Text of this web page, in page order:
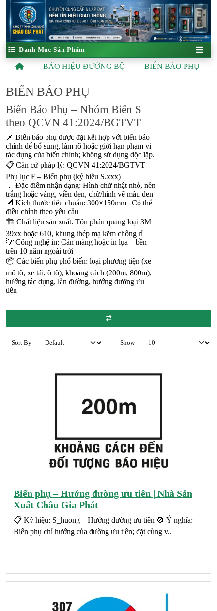
Danh Mục Sản Phẩm
BÁO HIỆU ĐƯỜNG BỘ BIỂN BÁO PHỤ
BIỂN BÁO PHỤ
Biển Báo Phụ – Nhóm Biển S
theo QCVN 41:2024/BGTVT
📌 Biển báo phụ được đặt kết hợp với biển báo
chính để bổ sung, làm rõ hoặc giới hạn phạm vi
tác dụng của biển chính; không sử dụng độc lập.
📋 Căn cứ pháp lý: QCVN 41:2024/BGTVT –
Phụ lục F – Biển phụ (ký hiệu S.xxx)
🔶 Đặc điểm nhận dạng: Hình chữ nhật nhỏ, nền
trắng hoặc vàng, viền đen, chữ/hình vẽ màu đen
📐 Kích thước tiêu chuẩn: 300×150mm | Có thể
điều chỉnh theo yêu cầu
🏗️ Chất liệu sản xuất: Tôn phản quang loại 3M
39xx hoặc 610, khung thép mạ kẽm chống rỉ
💡 Công nghệ in: Cán màng hoặc in lụa – bền
trên 10 năm ngoài trời
📦 Các biển phụ phổ biến: loại phương tiện (xe
mô tô, xe tải, ô tô), khoảng cách (200m, 800m),
hướng tác dụng, làn đường, hướng đường ưu
tiên
Sort By Show
Biển phụ – Hướng đường ưu tiên | Nhà Sản
Xuất Châu Gia Phát
📋 Ký hiệu: S_huong – Hướng đường ưu tiên 🚫 Ý nghĩa:
Biển phụ chỉ hướng của đường ưu tiên; đặt cùng v..